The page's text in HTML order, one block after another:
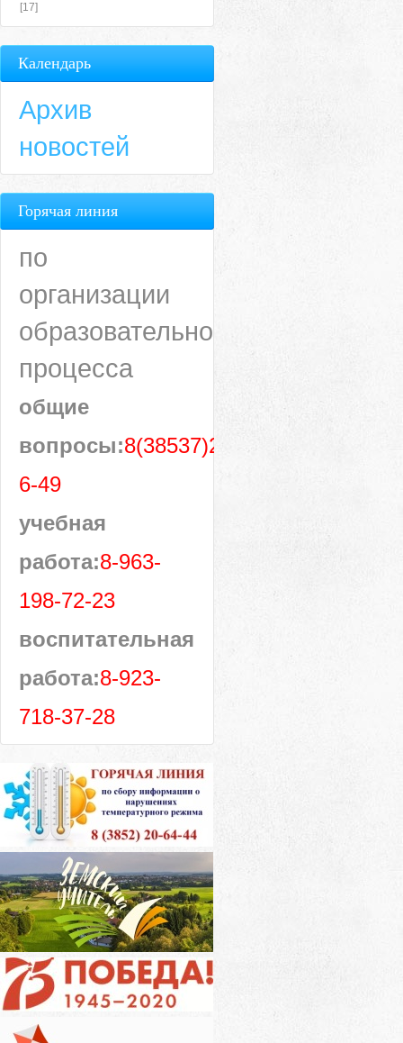
[17]
Календарь
Архив
новостей
Горячая линия
по
организации
образовательного
процесса
общие
вопросы:8(38537)28-
6-49
учебная
работа:8-963-
198-72-23
воспитательная
работа:8-923-
718-37-28